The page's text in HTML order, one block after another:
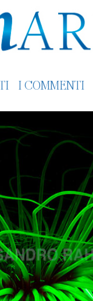
I COMMENTI